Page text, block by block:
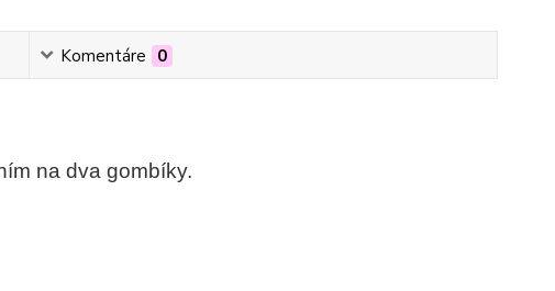
Komentáre 0
na dva gombíky.